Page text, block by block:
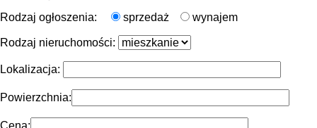
Rodzaj ogłoszenia:
sprzedaż wynajem
Rodzaj nieruchomości:
Lokalizacja:
Powierzchnia:
Cena: